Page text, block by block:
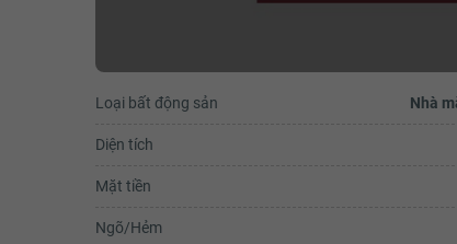
Loại bất động sản Nhà
Diện tích
Mặt tiền
Ngõ/Hẻm